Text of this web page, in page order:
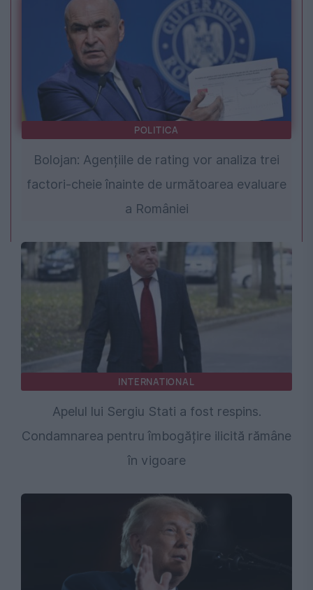
POLITICA
Bolojan: Agențiile de rating vor analiza trei
factori-cheie înainte de următoarea evaluare
a României
INTERNATIONAL
Apelul lui Sergiu Stati a fost respins.
Condamnarea pentru îmbogățire ilicită rămâne
în vigoare